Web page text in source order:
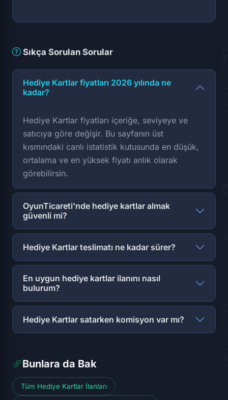
Sıkça Sorulan Sorular
Hediye Kartlar fiyatları 2026 yılında ne
kadar?
Hediye Kartlar fiyatları içeriğe, seviyeye ve
satıcıya göre değişir. Bu sayfanın üst
kısmındaki canlı istatistik kutusunda en düşük,
ortalama ve en yüksek fiyatı anlık olarak
görebilirsin.
OyunTicareti'nde hediye kartlar almak
güvenli mi?
Hediye Kartlar teslimatı ne kadar sürer?
En uygun hediye kartlar ilanını nasıl
bulurum?
Hediye Kartlar satarken komisyon var mı?
Bunlara da Bak
Tüm Hediye Kartlar İlanları